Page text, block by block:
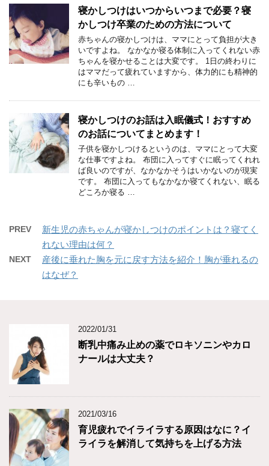
寝かしつけはいつからいつまで必要？寝
かしつけ卒業のための方法について
赤ちゃんの寝かしつけは、ママにとって負担が大き
いですよね。 なかなか寝る体制に入ってくれない赤
ちゃんを寝かせることは大変です。 1日の終わりに
はママだって疲れていますから、体力的にも精神的
にも辛いもの …
寝かしつけのお話は入眠儀式！おすすめ
のお話についてまとめます！
子供を寝かしつけるというのは、ママにとって大変
な仕事ですよね。 布団に入ってすぐに眠ってくれれ
ば良いのですが、なかなかそうはいかないのが現実
です。 布団に入ってもなかなか寝てくれない、眠る
どころか寝る …
PREV
新生児の赤ちゃんが寝かしつけのポイントは？寝てく
れない理由は何？
NEXT
産後に垂れた胸を元に戻す方法を紹介！胸が垂れるの
はなぜ？
2022/01/31
断乳中痛み止めの薬でロキソニンやカロ
ナールは大丈夫？
2021/03/16
育児疲れでイライラする原因はなに？イ
ライラを解消して気持ちを上げる方法